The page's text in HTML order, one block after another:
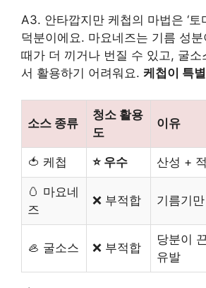
A3. 안타깝지만 케첩의 마법은 ‘토
덕분이에요. 마요네즈는 기름 성
때가 더 끼거나 번질 수 있고, 굴소
서 활용하기 어려워요. 케첩이 특
소스 종류
청소 활용
도
이유
🍅 케첩 ⭐ 우수 산성 +
🥚 마요네
즈
❌ 부적합 기름기
🦪 굴소스 ❌ 부적합
당분이
유발